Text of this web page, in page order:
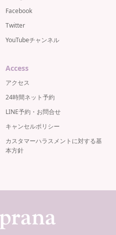
Facebook
Twitter
YouTubeチャンネル
Access
アクセス
24時間ネット予約
LINE予約・お問合せ
キャンセルポリシー
カスタマーハラスメントに対する基
本方針